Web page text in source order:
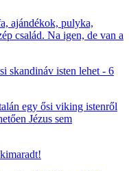
ajándékok, pulyka,
család. Na igen, de van a
skandináv isten lehet - 6
egy ősi viking istenről
Jézus sem